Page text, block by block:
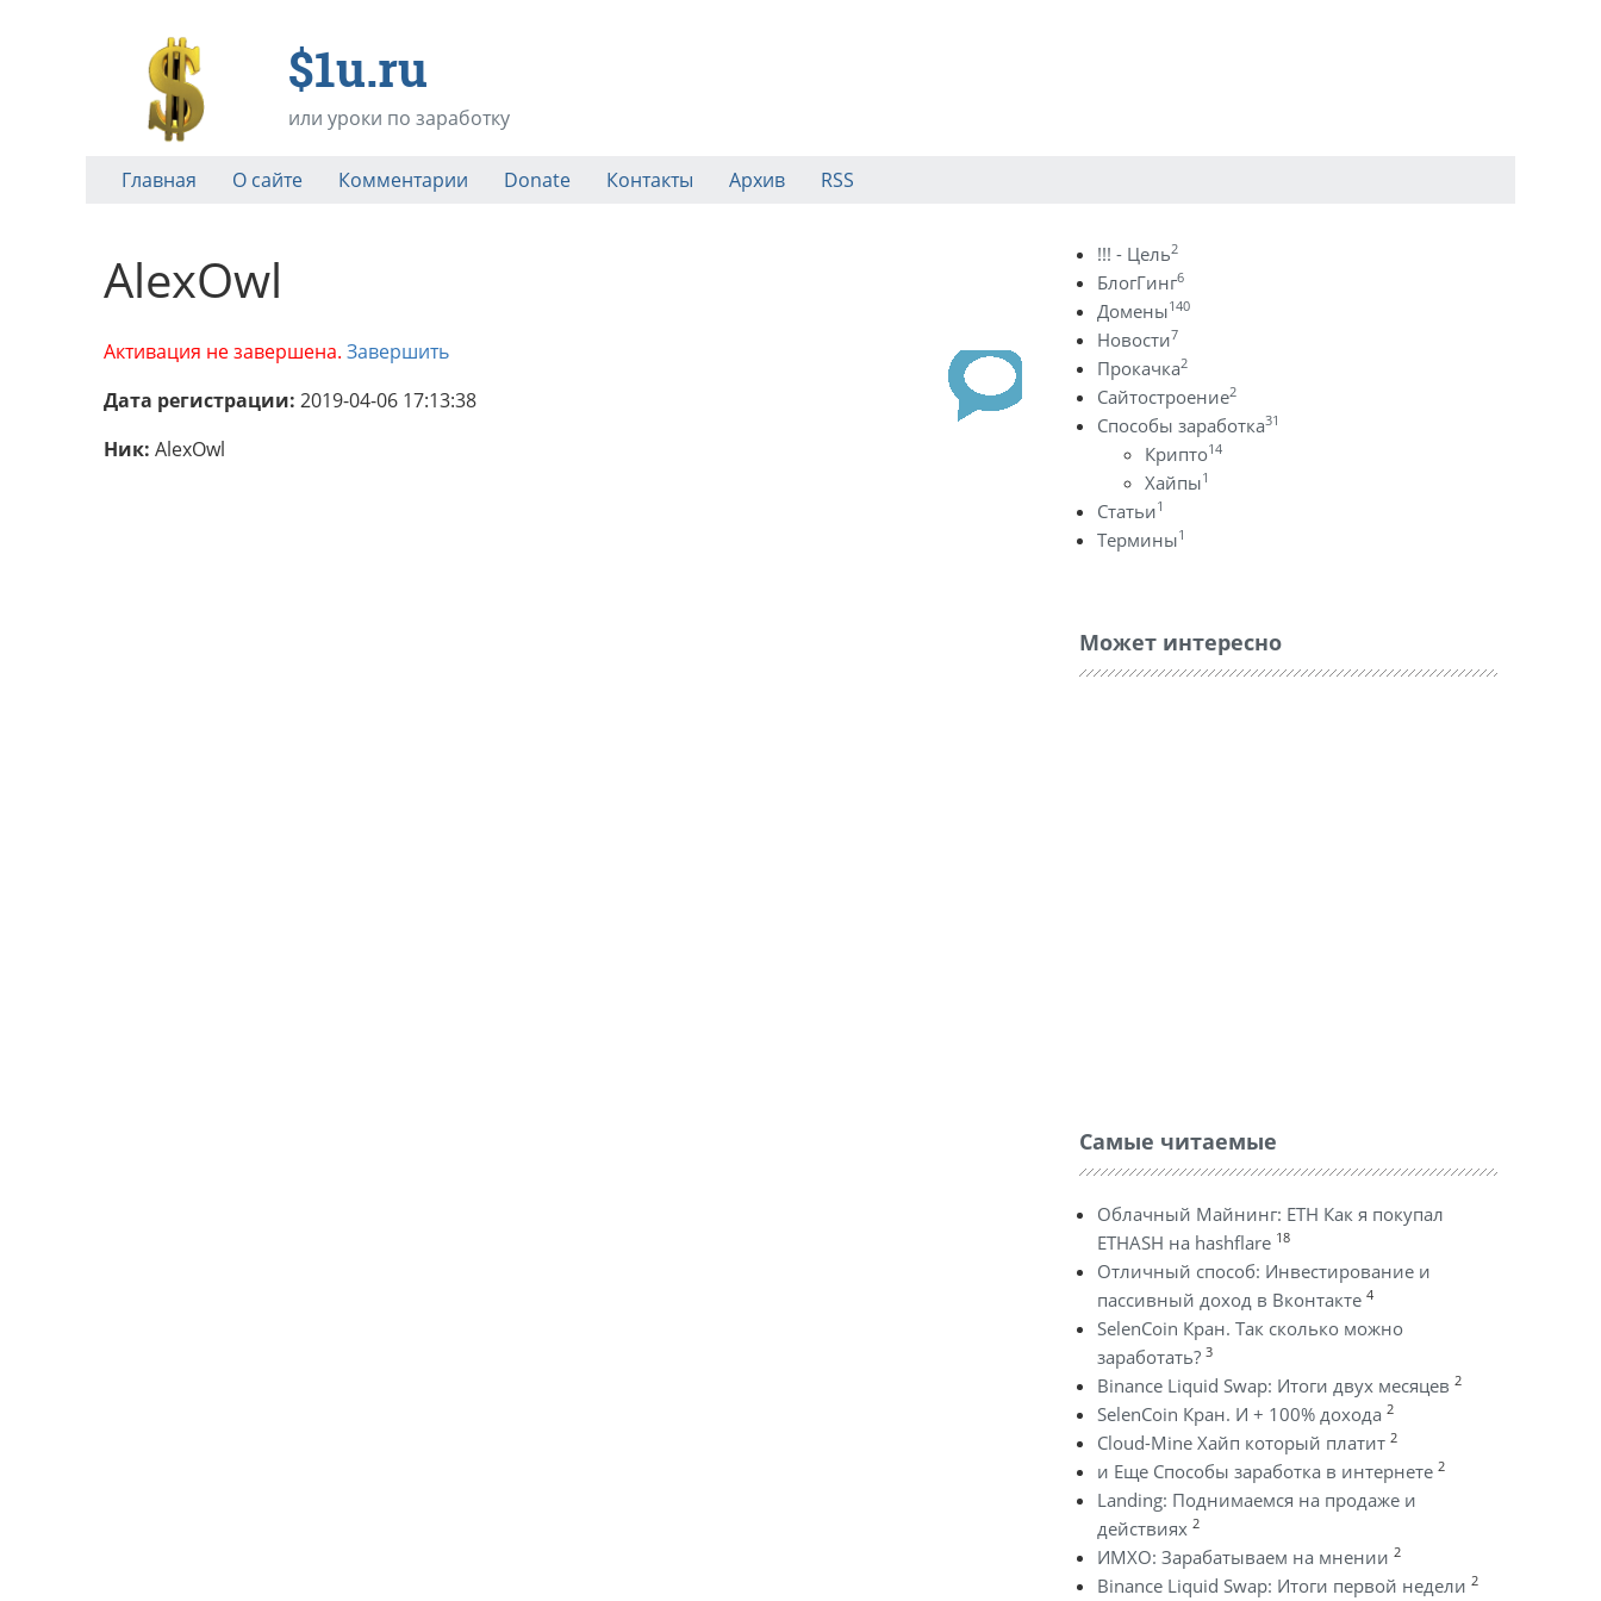
$1u.ru
или уроки по заработку
Главная О сайте Комментарии Donate Контакты Архив RSS
AlexOwl
Активация не завершена. Завершить
Дата регистрации: 2019-04-06 17:13:38
Ник: AlexOwl
!!! - Цель2
БлогГинг6
Домены140
Новости7
Прокачка2
Сайтостроение2
Способы заработка31
Крипто14
Хайпы1
Статьи1
Термины1
Может интересно
Самые читаемые
Облачный Майнинг: ETH Как я покупал
ETHASH на hashflare 18
Отличный способ: Инвестирование и
пассивный доход в Вконтакте 4
SelenCoin Кран. Так сколько можно
заработать? 3
Binance Liquid Swap: Итоги двух месяцев 2
SelenCoin Кран. И + 100% дохода 2
Cloud-Mine Хайп который платит 2
и Еще Способы заработка в интернете 2
Landing: Поднимаемся на продаже и
действиях 2
ИМХО: Зарабатываем на мнении 2
Binance Liquid Swap: Итоги первой недели 2